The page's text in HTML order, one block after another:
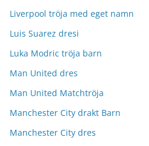
Liverpool tröja med eget namn
Luis Suarez dresi
Luka Modric tröja barn
Man United dres
Man United Matchtröja
Manchester City drakt Barn
Manchester City dres